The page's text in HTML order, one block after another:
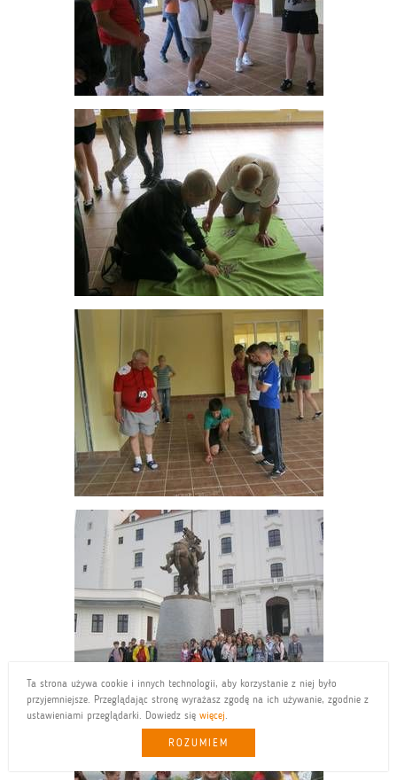
Ta strona używa cookie i innych technologii, aby korzystanie z niej było
przyjemniejsze. Przeglądając stronę wyrażasz zgodę na ich używanie, zgodnie z
ustawieniami przeglądarki. Dowiedz się więcej.
ROZUMIEM